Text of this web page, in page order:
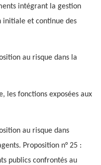
intégrant la gestion
initiale et continue des
au risque dans la
les fonctions exposées aux
au risque dans
Proposition n° 25 :
publics confrontés au